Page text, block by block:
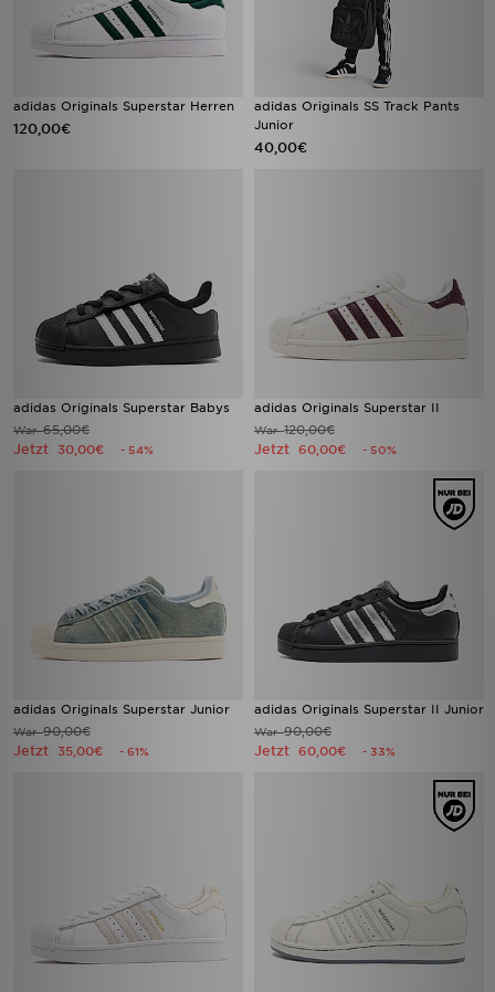
adidas Originals Superstar Herren
120,00€
adidas Originals SS Track Pants
Junior
40,00€
adidas Originals Superstar Babys
War65,00€
Jetzt 30,00€ - 54%
adidas Originals Superstar II
War120,00€
Jetzt 60,00€ - 50%
adidas Originals Superstar Junior
War90,00€
Jetzt 35,00€ - 61%
adidas Originals Superstar II Junior
War90,00€
Jetzt 60,00€ - 33%